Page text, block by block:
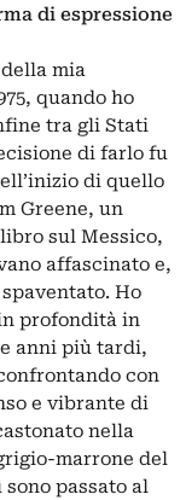
di espressione
mia
quando ho
tra gli Stati
di farlo fu
di quello
Greene, un
sul Messico,
affascinato e,
Ho
profondità in
anni più tardi,
con
e vibrante di
nella
marrone del
passato al